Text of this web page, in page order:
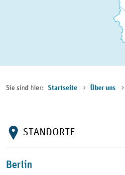
Sie sind hier: Startseite Über uns
STANDORTE
Berlin